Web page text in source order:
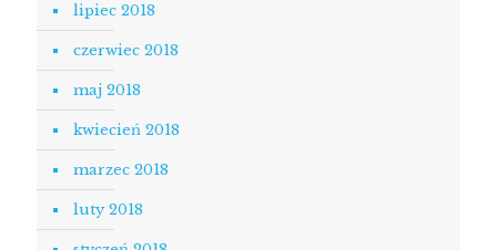
lipiec 2018
czerwiec 2018
maj 2018
kwiecień 2018
marzec 2018
luty 2018